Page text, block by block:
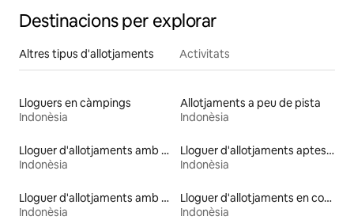
Destinacions per explorar
Altres tipus d'allotjaments Activitats
Lloguers en càmpings
Indonèsia
Allotjaments a peu de pista
Indonèsia
Lloguer d'allotjaments amb caiac
Indonèsia
Lloguer d'allotjaments aptes per a famílies
Indonèsia
Lloguer d'allotjaments amb piscina
Indonèsia
Lloguer d'allotjaments en contenidors de transport
Indonèsia